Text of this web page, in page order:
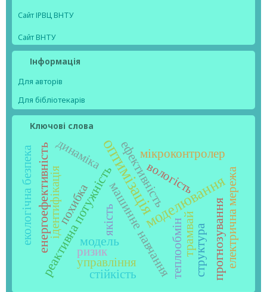
Сайт ІРВЦ ВНТУ
Сайт ВНТУ
Інформація
Для авторів
Для бібліотекарів
Ключові слова
оптимізаціямоделювання
реактивна потужністьефективність
машинне навчання
модель прогнозування
енергоефективність трамвай
вологість
ризик
управління
теплообмін структура
стійкість
мікроконтролер
якість
екологічна безпека електрична мережа
ідентифікація
динаміка
похибка